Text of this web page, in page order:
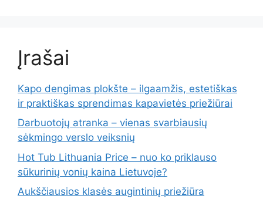
Įrašai
Kapo dengimas plokšte – ilgaamžis, estetiškas
ir praktiškas sprendimas kapavietės priežiūrai
Darbuotojų atranka – vienas svarbiausių
sėkmingo verslo veiksnių
Hot Tub Lithuania Price – nuo ko priklauso
sūkurinių vonių kaina Lietuvoje?
Aukščiausios klasės augintinių priežiūra